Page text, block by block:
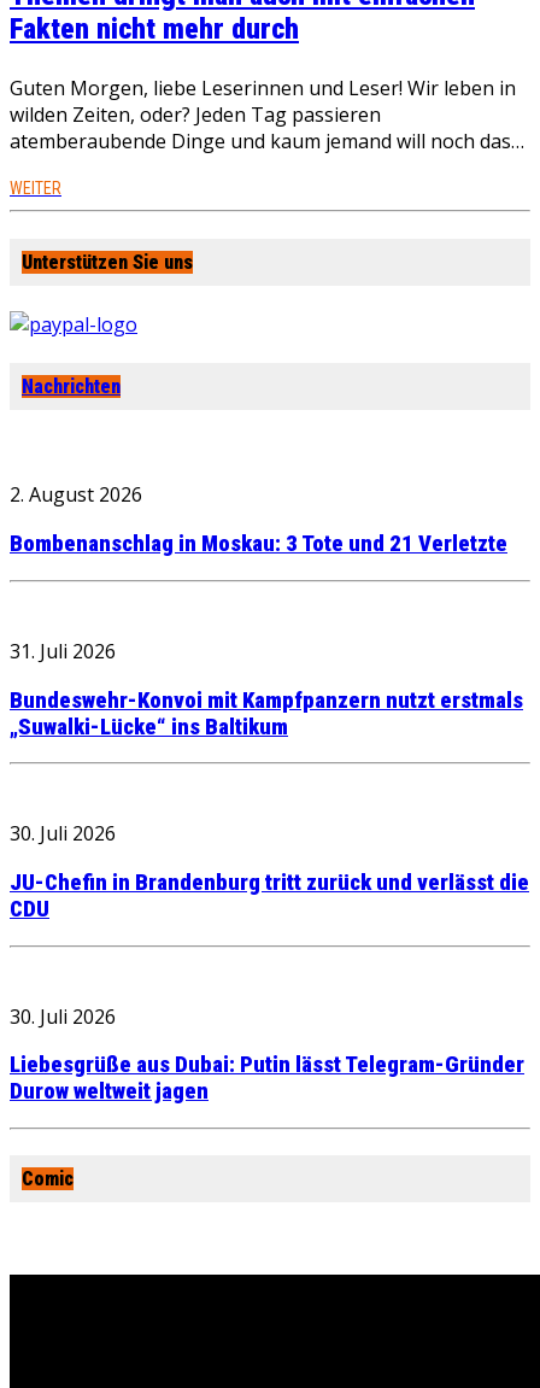
Fakten nicht mehr durch
Guten Morgen, liebe Leserinnen und Leser! Wir leben in
wilden Zeiten, oder? Jeden Tag passieren
atemberaubende Dinge und kaum jemand will noch das…
WEITER
Unterstützen Sie uns
Nachrichten
2. August 2026
Bombenanschlag in Moskau: 3 Tote und 21 Verletzte
31. Juli 2026
Bundeswehr-Konvoi mit Kampfpanzern nutzt erstmals
„Suwalki-Lücke“ ins Baltikum
30. Juli 2026
JU-Chefin in Brandenburg tritt zurück und verlässt die
CDU
30. Juli 2026
Liebesgrüße aus Dubai: Putin lässt Telegram-Gründer
Durow weltweit jagen
Comic